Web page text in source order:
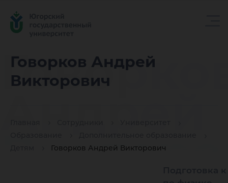
Говорков Андрей
Викторович
Говорков Андрей Викторович